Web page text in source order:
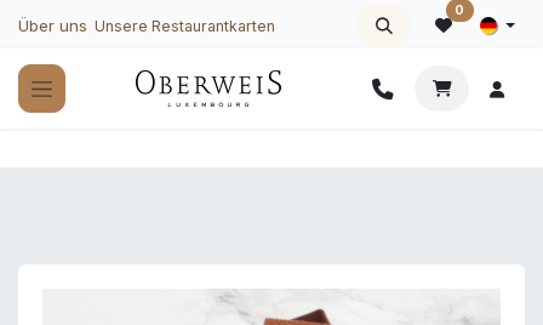
Zum Inhalt springen
Über uns Unsere Restaurantkarten
0